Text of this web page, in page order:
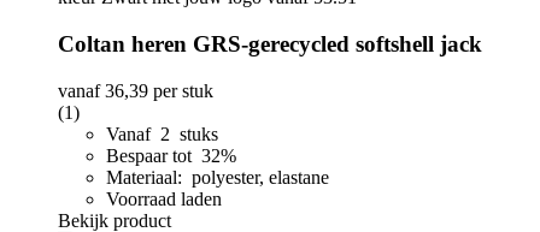
Coltan heren GRS-gerecycled softshell jack
vanaf36,39 per stuk
(1)
Vanaf 2 stuks
Bespaar tot 32%
Materiaal: polyester, elastane
Voorraad laden
Bekijk product